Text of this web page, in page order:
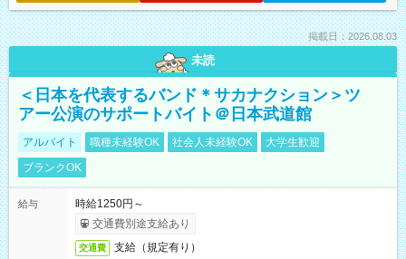
掲載日：2026.08.03
未読
＜日本を代表するバンド＊サカナクション＞ツ
アー公演のサポートバイト＠日本武道館
アルバイト 職種未経験OK 社会人未経験OK
大学生歓迎
ブランクOK
給与
時給1250円～
交通費別途支給あり
交通費 支給（規定有り）